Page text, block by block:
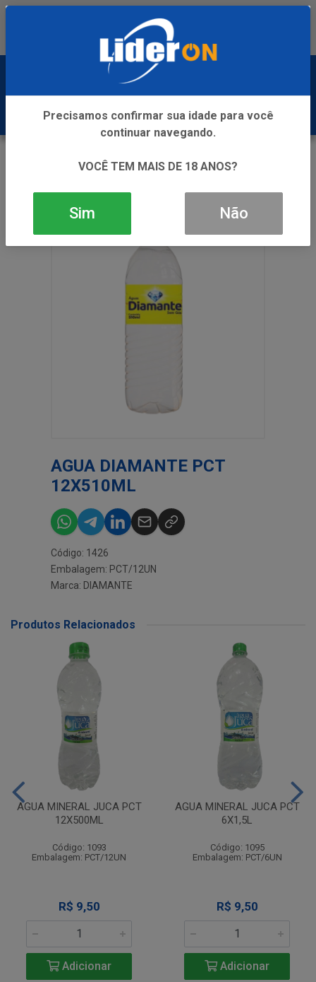
AGUA
AGUA DIAMANTE PCT
12X510ML
Código: 1426
Embalagem: PCT/12UN
Marca: DIAMANTE
Produtos Relacionados
AGUA MINERAL JUCA PCT
12X500ML
Código: 1093
Embalagem: PCT/12UN
R$ 9,50
Adicionar
AGUA MINERAL JUCA PCT
6X1,5L
Código: 1095
Embalagem: PCT/6UN
R$ 9,50
Adicionar
Precisamos confirmar sua idade para você
continuar navegando.
VOCÊ TEM MAIS DE 18 ANOS?
Sim Não